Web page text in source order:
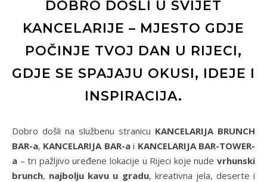
DOBRO DOŠLI U SVIJET
KANCELARIJE – MJESTO GDJE
POČINJE TVOJ DAN U RIJECI,
GDJE SE SPAJAJU OKUSI, IDEJE I
INSPIRACIJA.
Dobro došli na službenu stranicu KANCELARIJA BRUNCH
BAR-a, KANCELARIJA BAR-ai KANCELARIJA BAR-TOWER-
a – tri pažljivo uređene lokacije u Rijeci koje nude vrhunski
brunch, najbolju kavu u gradu, kreativna jela, deserte i